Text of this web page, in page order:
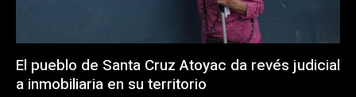
El pueblo de Santa Cruz Atoyac da revés judicial
a inmobiliaria en su territorio